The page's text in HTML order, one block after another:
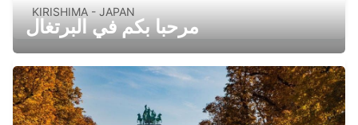
KIRISHIMA - JAPAN
SHIN YOKOHAMA STATION
مرحبا بكم في البرتغال